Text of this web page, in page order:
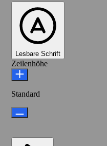
Lesbare Schrift
Zeilenhöhe
Standard